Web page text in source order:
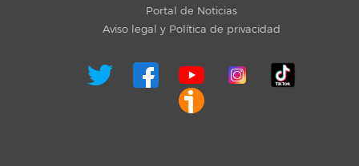
Portal de Noticias
Aviso legal y Política de privacidad